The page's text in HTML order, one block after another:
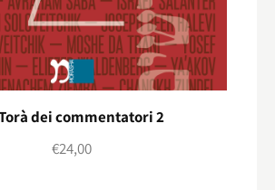
dei commentatori 2
€24,00